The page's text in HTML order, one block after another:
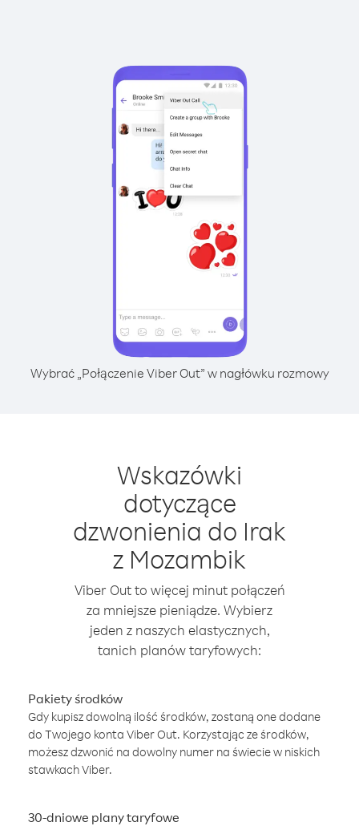
Wybrać „Połączenie Viber Out” w nagłówku rozmowy
Wskazówki
dotyczące
dzwonienia do Irak
z Mozambik
Viber Out to więcej minut połączeń
za mniejsze pieniądze. Wybierz
jeden z naszych elastycznych,
tanich planów taryfowych:
Pakiety środków
Gdy kupisz dowolną ilość środków, zostaną one dodane
do Twojego konta Viber Out. Korzystając ze środków,
możesz dzwonić na dowolny numer na świecie w niskich
stawkach Viber.
30-dniowe plany taryfowe